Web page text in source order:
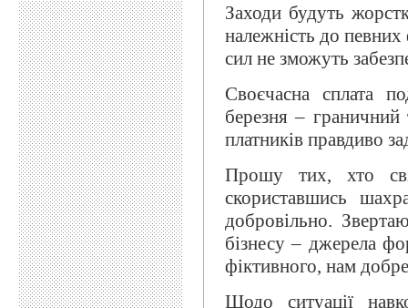
Заходи будуть
належність до
сил не зможуть
Своєчасна сплата
березня –
платників правдиво
Прошу тих, хто
скориставшись
добровільно.
бізнесу – джерела
фіктивного, нам добре
Щодо ситуації